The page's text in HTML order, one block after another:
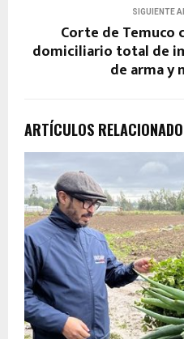
SIGUIENTE
Corte de Temuco
domiciliario total de
de arma y
ARTÍCULOS